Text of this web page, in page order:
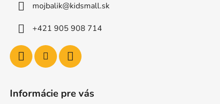
mojbalik@kidsmall.sk
+421 905 908 714
Informácie pre vás